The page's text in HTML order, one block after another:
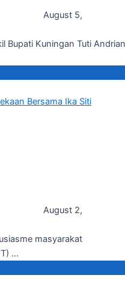
August 5,
Bupati Kuningan Tuti
Bersama Ika Siti
August 2,
masyarakat
...